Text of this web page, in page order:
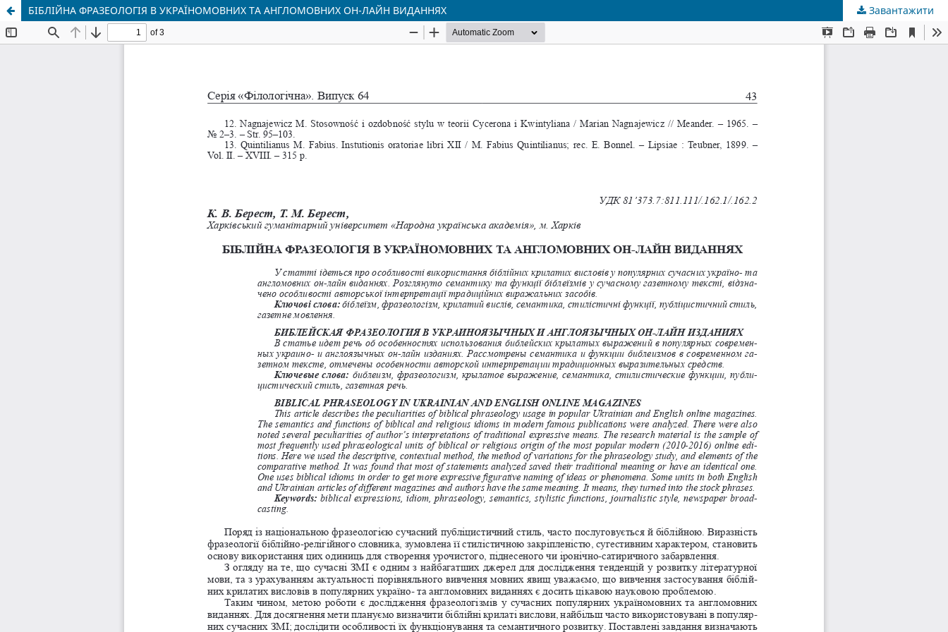
БІБЛІЙНА ФРАЗЕОЛОГІЯ В УКРАЇНОМОВНИХ ТА АНГЛОМОВНИХ ОН-ЛАЙН ВИДАННЯХ Завантажити